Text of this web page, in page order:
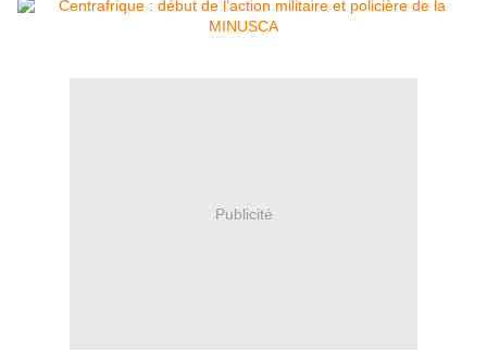
Publicité